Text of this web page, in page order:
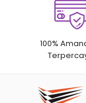
100%